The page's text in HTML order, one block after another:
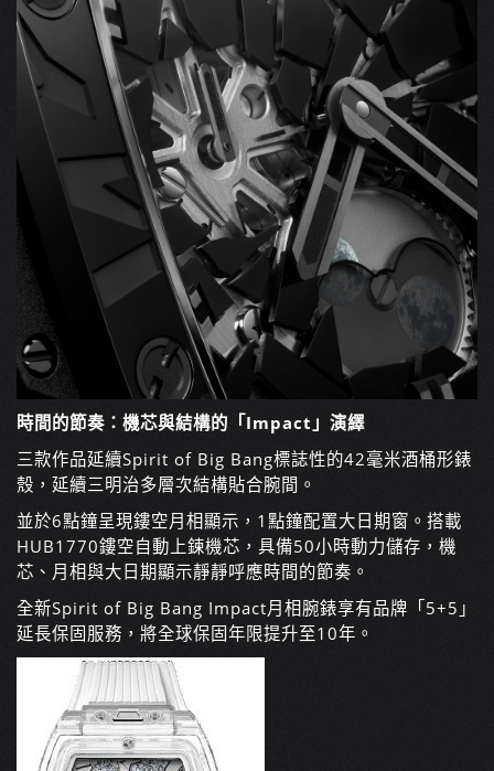
時間的節奏：機芯與結構的「Impact」演繹
三款作品延續Spirit of Big Bang標誌性的42毫米酒桶形錶
殼，延續三明治多層次結構貼合腕間。
並於6點鐘呈現鏤空月相顯示，1點鐘配置大日期窗。搭載
HUB1770鏤空自動上鍊機芯，具備50小時動力儲存，機
芯 、 月相與大日期顯示靜靜呼應時間的節奏。
全新Spirit of Big Bang Impact月相腕錶享有品牌「5+5」
延長保固服務，將全球保固年限提升至10年。